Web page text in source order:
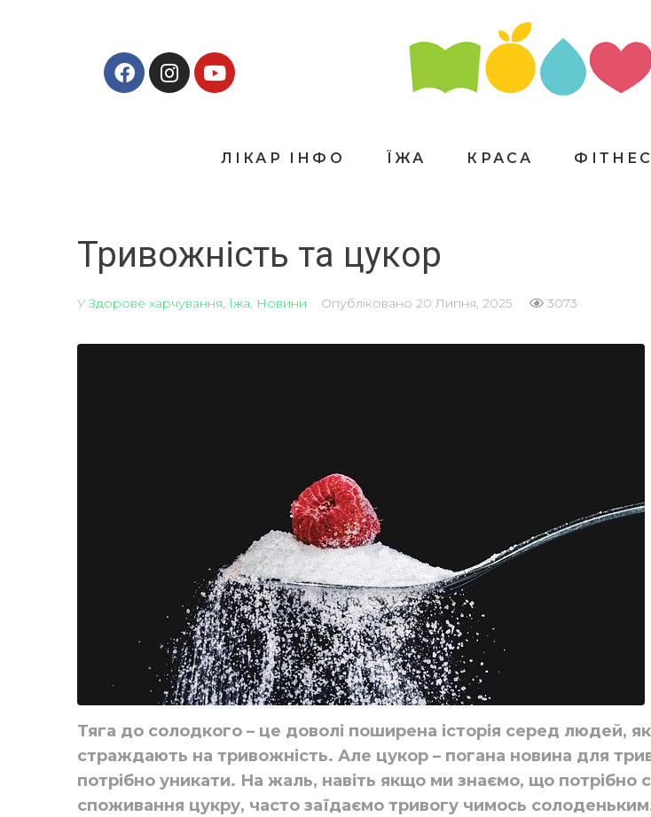
ЛІКАР ІНФО ЇЖА КРАСА ФІТНЕС
Тривожність та цукор
УЗдорове харчування, Їжа, Новини Опубліковано 20 Липня, 2025 3073
Тяга до солодкого – це доволі поширена історія серед людей,
страждають на тривожність. Але цукор – погана новина для
потрібно уникати. На жаль, навіть якщо ми знаємо, що потрібно
споживання цукру, часто заїдаємо тривогу чимось